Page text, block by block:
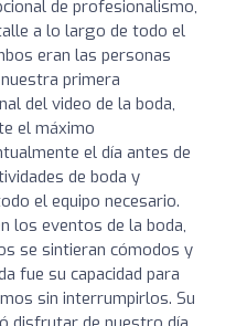
de profesionalismo,
a lo largo de todo el
eran las personas
primera
del video de la boda,
el máximo
el día antes de
de boda y
el equipo necesario.
los eventos de la boda,
se sintieran cómodos y
fue su capacidad para
sin interrumpirlos. Su